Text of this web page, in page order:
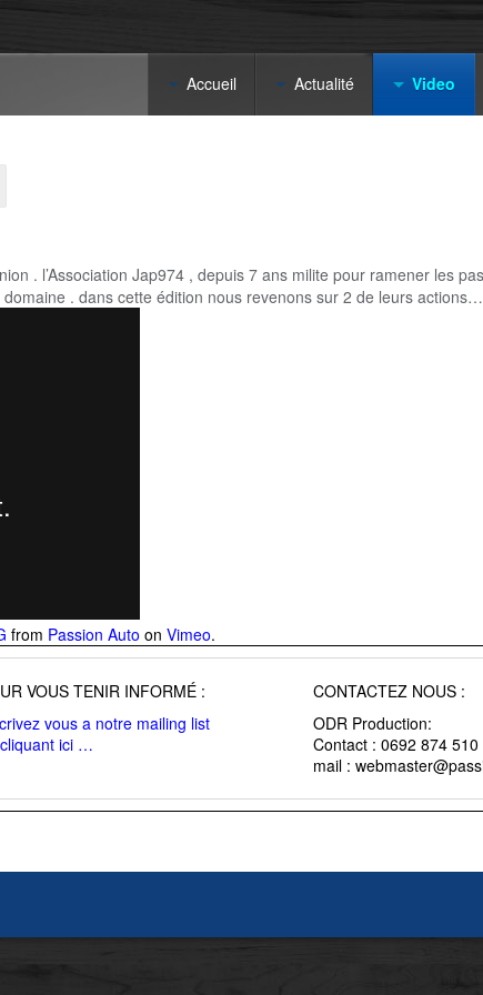
Accueil Actualité Video
. l’Association Jap974 , depuis 7 ans milite pour ramener les
. dans cette édition nous revenons sur 2 de leurs actions…
from Passion Auto on Vimeo.
CONTACTEZ NOUS :
ODR Production:
Contact : 0692 874 510
mail :
VOUS TENIR INFORMÉ :
vous a notre mailing list
ici …